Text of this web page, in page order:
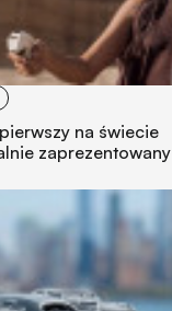
na świecie
zaprezentowany